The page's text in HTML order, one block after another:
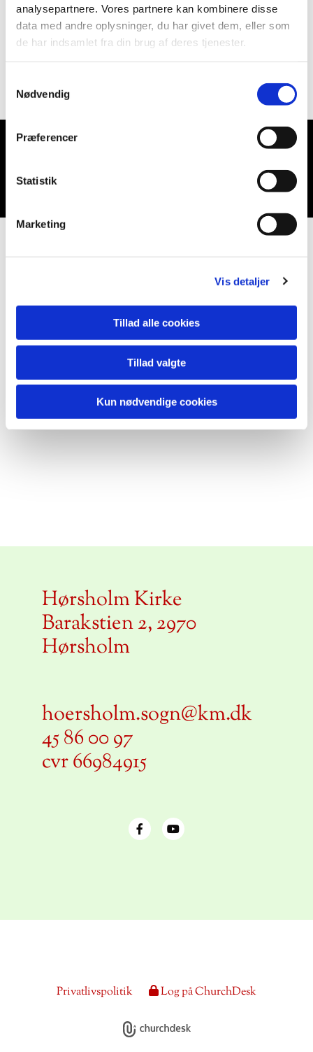
analysepartnere. Vores partnere kan kombinere disse
data med andre oplysninger, du har givet dem, eller som
de har indsamlet fra din brug af deres tjenester.
Nødvendig
Præferencer
Statistik
Marketing
Vis detaljer
Tillad alle cookies
Tillad valgte
Kun nødvendige cookies
Du vil måske også kunne lide...
Hørsholm Kirke
Barakstien 2, 2970
Hørsholm
hoersholm.sogn@km.dk
45 86 00 97
cvr 66984915
Privatlivspolitik Log på ChurchDesk